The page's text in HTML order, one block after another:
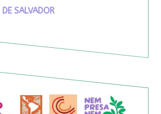
DE SALVADOR